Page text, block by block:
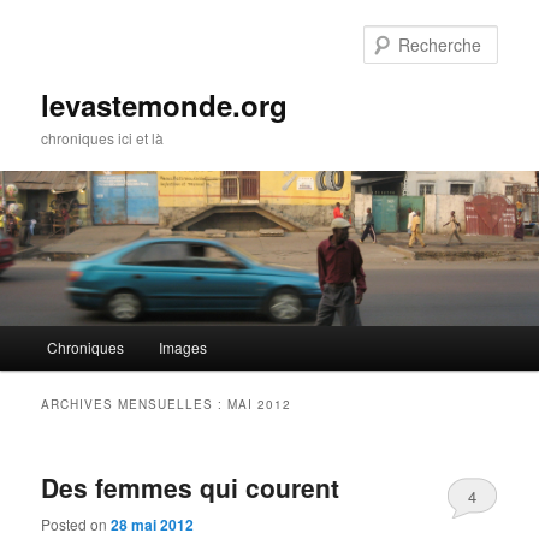
levastemonde.org
chroniques ici et là
Aller au contenu principal
Aller au contenu secondaire
Chroniques Images
ARCHIVES MENSUELLES :MAI 2012
Des femmes qui courent
Posted on28 mai 2012
4